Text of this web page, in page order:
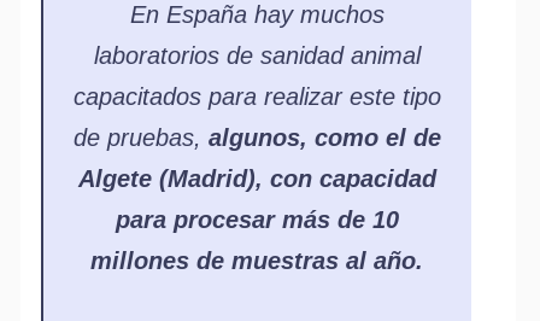
En España hay muchos
laboratorios de sanidad animal
capacitados para realizar este tipo
de pruebas, algunos, como el de
Algete (Madrid), con capacidad
para procesar más de 10
millones de muestras al año.